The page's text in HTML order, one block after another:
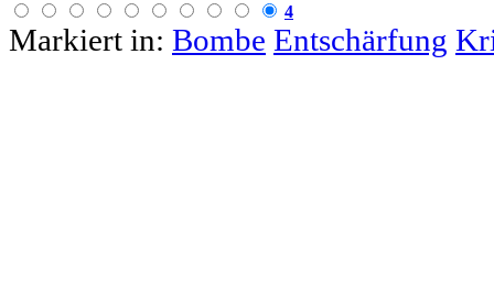
4
Markiert in: Bombe Entschärfung